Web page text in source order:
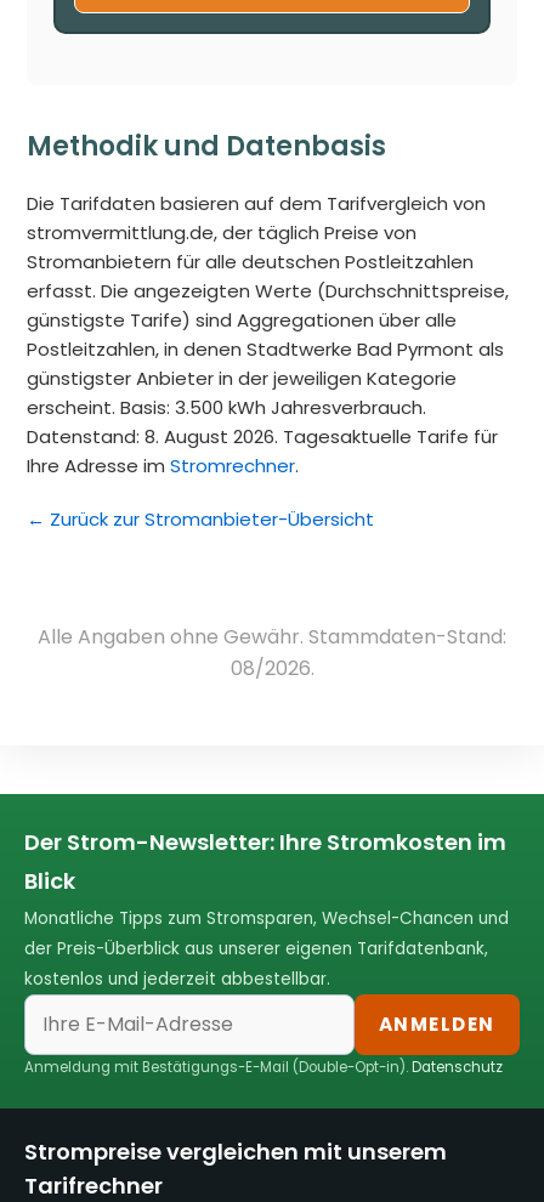
Methodik und Datenbasis
Die Tarifdaten basieren auf dem Tarifvergleich von
stromvermittlung.de, der täglich Preise von
Stromanbietern für alle deutschen Postleitzahlen
erfasst. Die angezeigten Werte (Durchschnittspreise,
günstigste Tarife) sind Aggregationen über alle
Postleitzahlen, in denen Stadtwerke Bad Pyrmont als
günstigster Anbieter in der jeweiligen Kategorie
erscheint. Basis: 3.500 kWh Jahresverbrauch.
Datenstand: 8. August 2026. Tagesaktuelle Tarife für
Ihre Adresse imStromrechner.
← Zurück zur Stromanbieter-Übersicht
Alle Angaben ohne Gewähr. Stammdaten-Stand:
08/2026.
Der Strom-Newsletter: Ihre Stromkosten im
Blick
Monatliche Tipps zum Stromsparen, Wechsel-Chancen und
der Preis-Überblick aus unserer eigenen Tarifdatenbank,
kostenlos und jederzeit abbestellbar.
ANMELDEN
Anmeldung mit Bestätigungs-E-Mail (Double-Opt-in).Datenschutz
Strompreise vergleichen mit unserem
Tarifrechner